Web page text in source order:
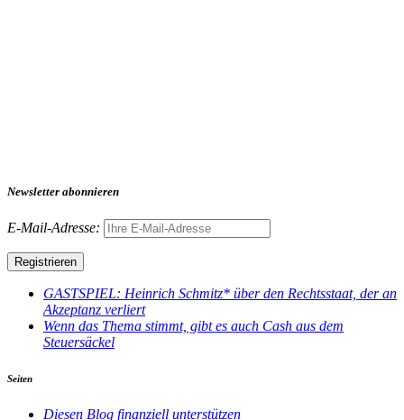
Newsletter abonnieren
E-Mail-Adresse:
GASTSPIEL: Heinrich Schmitz* über den Rechtsstaat, der an
Akzeptanz verliert
Wenn das Thema stimmt, gibt es auch Cash aus dem
Steuersäckel
Seiten
Diesen Blog finanziell unterstützen